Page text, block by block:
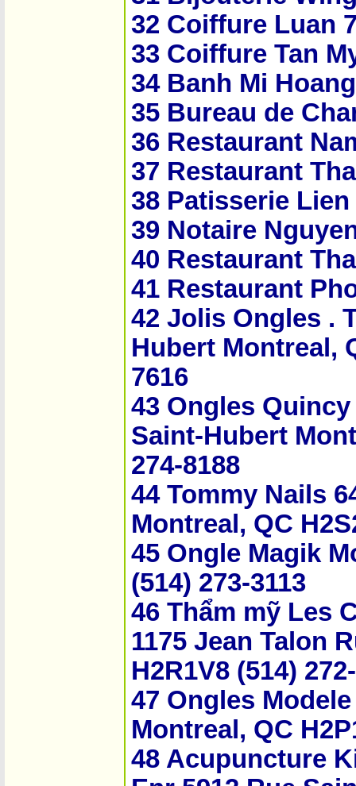
32 Coiffure Luan
33 Coiffure Tan
34 Banh Mi
35 Bureau de
36 Restaurant
37 Restaurant
38 Patisserie Lien
39 Notaire
40 Restaurant
41 Restaurant
42 Jolis O­ngles .
Hubert Montreal,
7616
43 O­ngles Quincy
Saint-Hubert
274-8188
44 Tommy Nails
Montreal, QC
45 O­ngle Magik
(514) 273-3113
46 Thẩm mỹ Les
1175 Jean Talon
H2R1V8 (514)
47 O­ngles
Montreal, QC
48 Acupuncture